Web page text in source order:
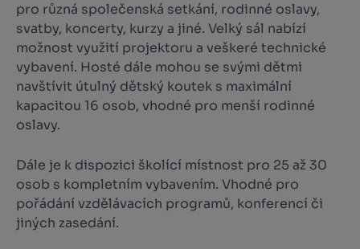
pro různá společenská setkání, rodinné oslavy,
svatby, koncerty, kurzy a jiné. Velký sál nabízí
možnost využití projektoru a veškeré technické
vybavení. Hosté dále mohou se svými dětmi
navštívit útulný dětský koutek s maximální
kapacitou 16 osob, vhodné pro menší rodinné
oslavy.
Dále je k dispozici školící místnost pro 25 až 30
osob s kompletním vybavením. Vhodné pro
pořádání vzdělávacích programů, konferencí či
jiných zasedání.